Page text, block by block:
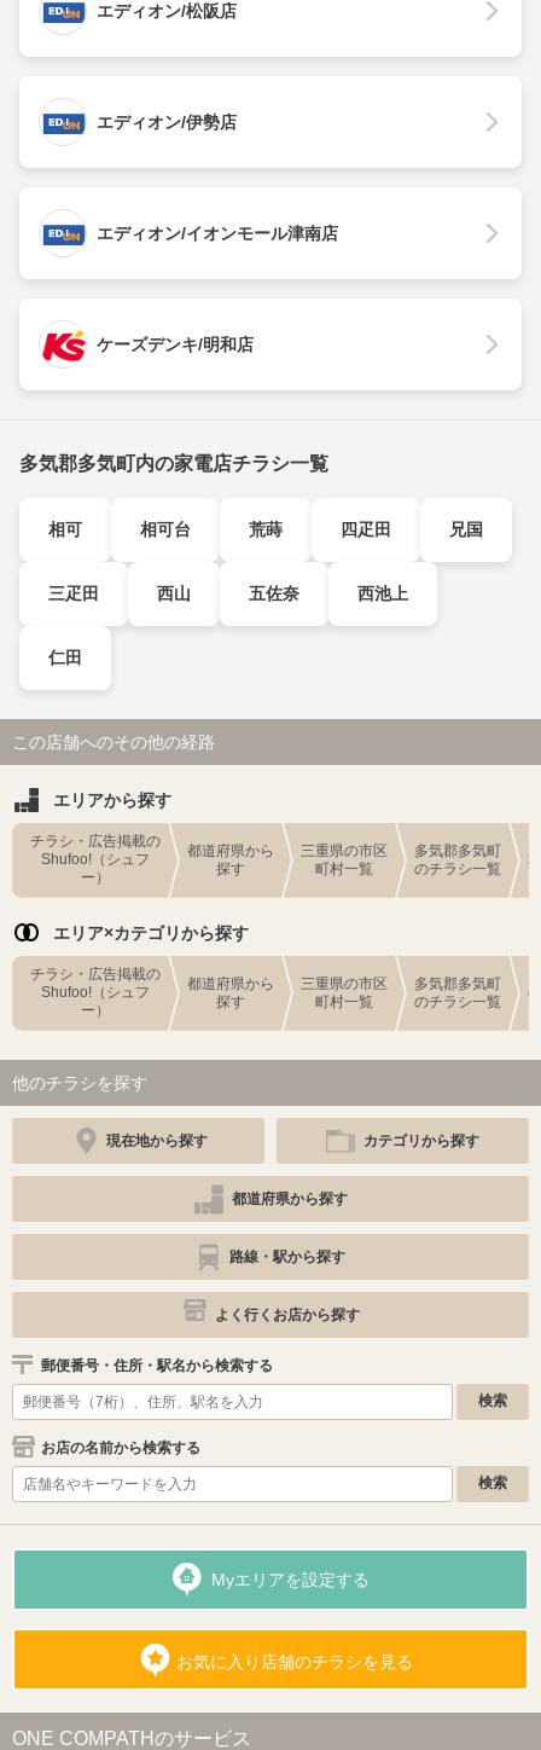
エディオン/松阪店
エディオン/伊勢店
エディオン/イオンモール津南店
ケーズデンキ/明和店
多気郡多気町内の家電店チラシ一覧
相可 相可台 荒蒔 四疋田 兄国
三疋田 西山 五佐奈 西池上
仁田
この店舗へのその他の経路
エリアから探す
チラシ・広告掲載の
Shufoo!（シュフ
ー）
都道府県から
探す
三重県の市区
町村一覧
多気郡多気町
のチラシ一覧
エリア×カテゴリから探す
チラシ・広告掲載の
Shufoo!（シュフ
ー）
都道府県から
探す
三重県の市区
町村一覧
多気郡多気町
のチラシ一覧
他のチラシを探す
現在地から探す カテゴリから探す
都道府県から探す
路線・駅から探す
よく行くお店から探す
郵便番号・住所・駅名から検索する
お店の名前から検索する
Myエリアを設定する
お気に入り店舗のチラシを見る
ONE COMPATHのサービス